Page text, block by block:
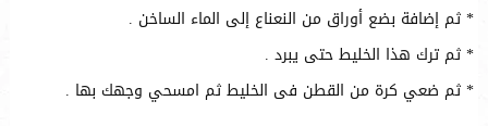
* ثم إضافة بضع أوراق من النعناع إلى الماء الساخن .
* ثم ترك هذا الخليط حتى يبرد .
* ثم ضعي كرة من القطن فى الخليط ثم امسحي وجهك بها .